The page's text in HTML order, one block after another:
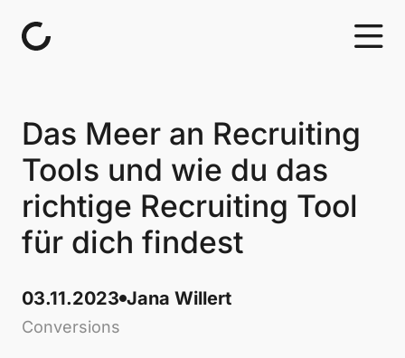
Das Meer an Recruiting
Tools und wie du das
richtige Recruiting Tool
für dich findest
03.11.2023 Jana Willert
Conversions